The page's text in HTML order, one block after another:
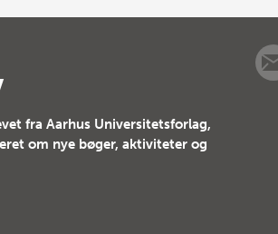
fra Aarhus Universitetsforlag,
om nye bøger, aktiviteter og